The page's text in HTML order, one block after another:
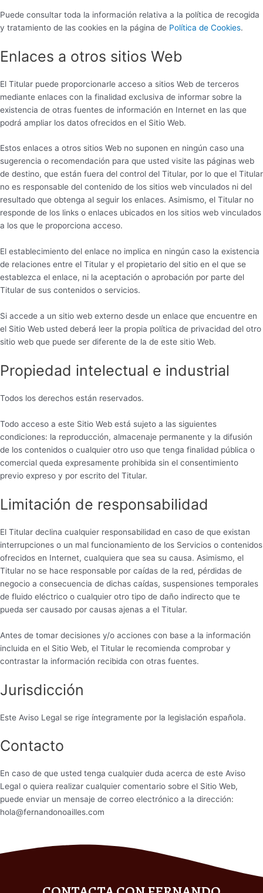
Puede consultar toda la información relativa a la política de recogida
y tratamiento de las cookies en la página de Política de Cookies.
Enlaces a otros sitios Web
El Titular puede proporcionarle acceso a sitios Web de terceros
mediante enlaces con la finalidad exclusiva de informar sobre la
existencia de otras fuentes de información en Internet en las que
podrá ampliar los datos ofrecidos en el Sitio Web.
Estos enlaces a otros sitios Web no suponen en ningún caso una
sugerencia o recomendación para que usted visite las páginas web
de destino, que están fuera del control del Titular, por lo que el Titular
no es responsable del contenido de los sitios web vinculados ni del
resultado que obtenga al seguir los enlaces. Asimismo, el Titular no
responde de los links o enlaces ubicados en los sitios web vinculados
a los que le proporciona acceso.
El establecimiento del enlace no implica en ningún caso la existencia
de relaciones entre el Titular y el propietario del sitio en el que se
establezca el enlace, ni la aceptación o aprobación por parte del
Titular de sus contenidos o servicios.
Si accede a un sitio web externo desde un enlace que encuentre en
el Sitio Web usted deberá leer la propia política de privacidad del otro
sitio web que puede ser diferente de la de este sitio Web.
Propiedad intelectual e industrial
Todos los derechos están reservados.
Todo acceso a este Sitio Web está sujeto a las siguientes
condiciones: la reproducción, almacenaje permanente y la difusión
de los contenidos o cualquier otro uso que tenga finalidad pública o
comercial queda expresamente prohibida sin el consentimiento
previo expreso y por escrito del Titular.
Limitación de responsabilidad
El Titular declina cualquier responsabilidad en caso de que existan
interrupciones o un mal funcionamiento de los Servicios o contenidos
ofrecidos en Internet, cualquiera que sea su causa. Asimismo, el
Titular no se hace responsable por caídas de la red, pérdidas de
negocio a consecuencia de dichas caídas, suspensiones temporales
de fluido eléctrico o cualquier otro tipo de daño indirecto que te
pueda ser causado por causas ajenas a el Titular.
Antes de tomar decisiones y/o acciones con base a la información
incluida en el Sitio Web, el Titular le recomienda comprobar y
contrastar la información recibida con otras fuentes.
Jurisdicción
Este Aviso Legal se rige íntegramente por la legislación española.
Contacto
En caso de que usted tenga cualquier duda acerca de este Aviso
Legal o quiera realizar cualquier comentario sobre el Sitio Web,
puede enviar un mensaje de correo electrónico a la dirección:
hola@fernandonoailles.com